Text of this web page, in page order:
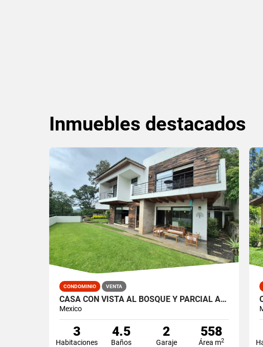
Inmuebles destacados
CONDOMINIO VENTA
CASA CON VISTA AL BOSQUE Y PARCIAL AL LAGO / AVANDARO
Mexico
3
Habitaciones
4.5
Baños
2
Garaje
558
Área m2